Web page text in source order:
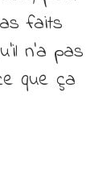
faits
n’a pas
que ça